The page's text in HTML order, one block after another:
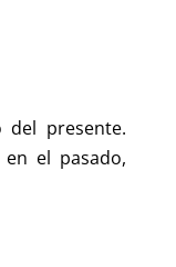
presente.
el pasado,